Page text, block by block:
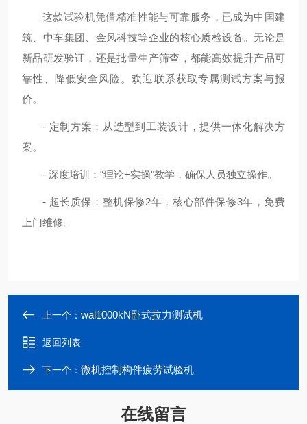
这款试验机凭借精准性能与可靠服务，已成为中国建
筑、中车集团、金风科技等企业的核心质检设备。无论是
新品研发验证，还是批量生产筛查，都能高效提升产品可
靠性、降低安全风险。欢迎联系获取专属测试方案与报
价。
- 定制方案：从选型到工装设计，提供一体化解决方
案。
- 深度培训：“理论+实操"教学，确保人员独立操作。
- 超长质保：整机保修2年，核心部件保修3年，免费
上门维修。
上一个： wal1000kN卧式拉力测试机
返回列表
下一个： 微机控制构件疲劳试验机
在线留言